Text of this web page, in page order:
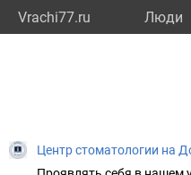
Vrachi77.ru Люди
Центр стоматологии на